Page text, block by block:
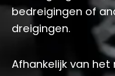
bedreigingen of
dreigingen.
Afhankelijk van